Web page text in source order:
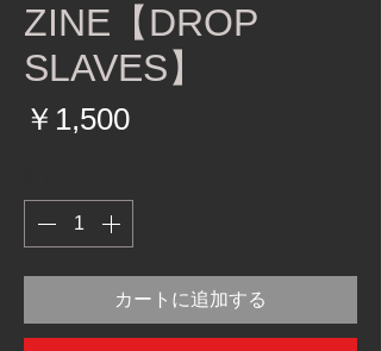
ZINE【DROP
SLAVES】
￥1,500価
カートに追加する